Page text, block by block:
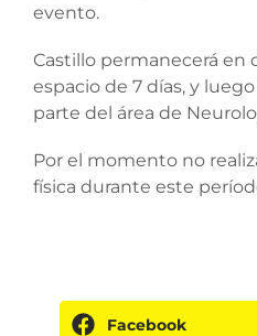
evento.
Castillo permanecerá en
espacio de 7 días, y
parte del área de
Por el momento no
física durante este
Facebook